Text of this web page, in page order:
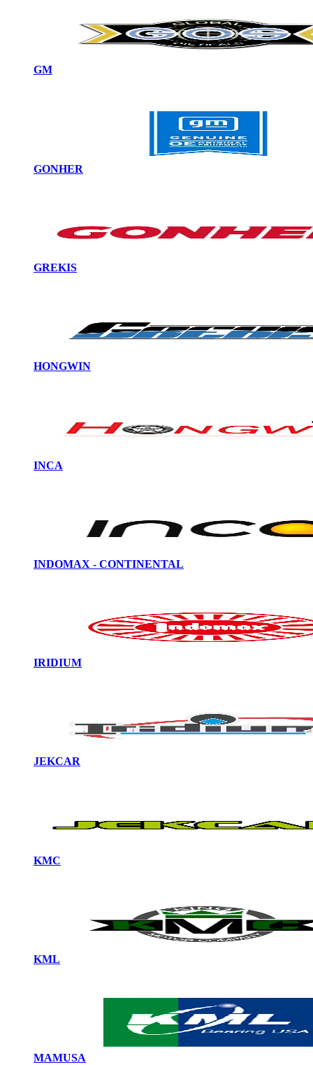
GM
GONHER
GREKIS
HONGWIN
INCA
INDOMAX - CONTINENTAL
IRIDIUM
JEKCAR
KMC
KML
MAMUSA